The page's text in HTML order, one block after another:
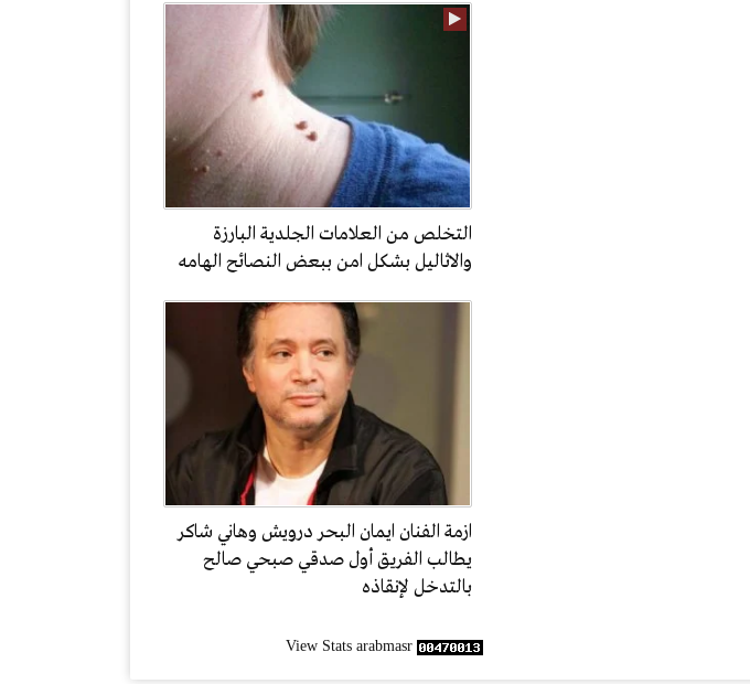
التخلص من العلامات الجلدية البارزة
والاثاليل بشكل امن ببعض النصائح الهامه
ازمة الفنان ايمان البحر درويش وهاني شاكر
يطالب الفريق أول صدقي صبحي صالح
بالتدخل لإنقاذه
View Stats arabmasr